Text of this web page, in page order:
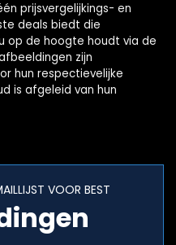
prijsvergelijkings- en
deals biedt die
op de hoogte houdt via de
zijn
hun respectievelijke
is afgeleid van hun
VOOR BEST